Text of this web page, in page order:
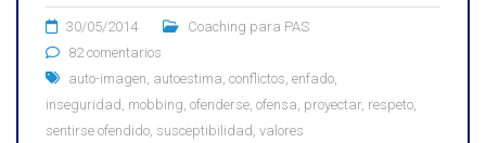
30/05/2014
Coaching para PAS
82 comentarios
auto-imagen, autoestima, conflictos, enfado,
inseguridad, mobbing, ofenderse, ofensa, proyectar, respeto,
sentirse ofendido, susceptibilidad, valores